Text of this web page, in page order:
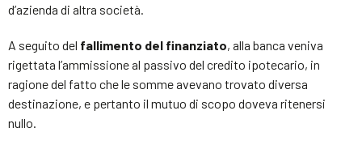
d’azienda di altra società.
A seguito del fallimento del finanziato, alla banca veniva
rigettata l’ammissione al passivo del credito ipotecario, in
ragione del fatto che le somme avevano trovato diversa
destinazione, e pertanto il mutuo di scopo doveva ritenersi
nullo.